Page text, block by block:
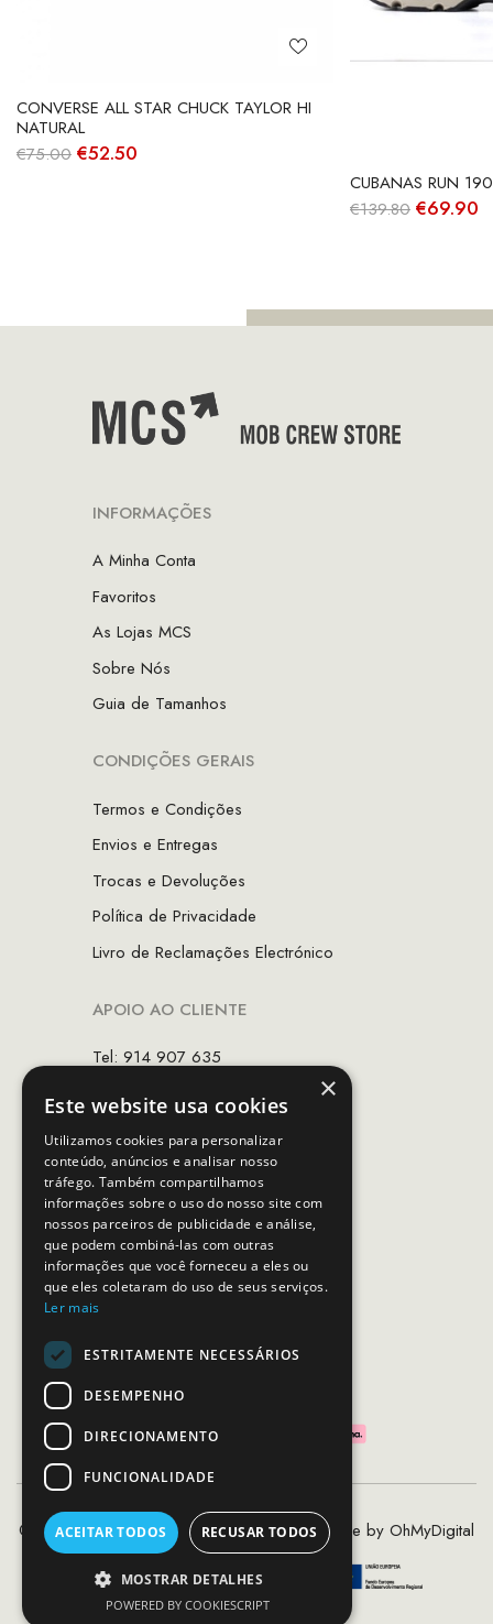
CONVERSE ALL STAR CHUCK TAYLOR HI
NATURAL
€75.00 O
€52.50
CUBANAS RUN
€139.80 O
€69.90
INFORMAÇÕES
A Minha Conta
Favoritos
As Lojas MCS
Sobre Nós
Guia de Tamanhos
CONDIÇÕES GERAIS
Termos e Condições
Envios e Entregas
Trocas e Devoluções
Política de Privacidade
Livro de Reclamações Electrónico
APOIO AO CLIENTE
Tel: 914 907 635
Horário de contacto:
Dias úteis das 10h as 19h
SEGUE-NOS
PAGAMENTOS SEGUROS
©2020 - 2026 MCS - Mob Crew Store | Made by OhMyDigital
×
Este website usa cookies
Utilizamos cookies para personalizar
conteúdo, anúncios e analisar nosso
tráfego. Também compartilhamos
informações sobre o uso do nosso site com
nossos parceiros de publicidade e análise,
que podem combiná-las com outras
informações que você forneceu a eles ou
que eles coletaram do uso de seus serviços.
Ler mais
ESTRITAMENTE NECESSÁRIOS
DESEMPENHO
DIRECIONAMENTO
FUNCIONALIDADE
ACEITAR TODOS RECUSAR TODOS
MOSTRAR DETALHES
POWERED BY COOKIESCRIPT